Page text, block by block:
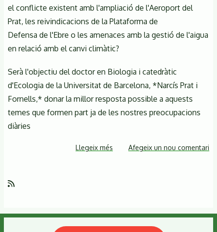
el conflicte existent amb l'ampliació de l'Aeroport del
Prat, les reivindicacions de la Plataforma de
Defensa de l'Ebre o les amenaces amb la gestió de l'aigua
en relació amb el canvi climàtic?
Serà l'objectiu del doctor en Biologia i catedràtic
d'Ecologia de la Universitat de Barcelona, *Narcís Prat i
Fornells,* donar la millor resposta possible a aquests
temes que formen part ja de les nostres preocupacions
diàries
Llegeix més sobre
de
Afegeix un nou comentari